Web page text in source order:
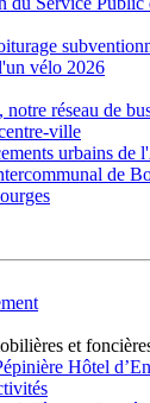
vélo 2026
réseau de
ville
urbains
de
et
Hôtel